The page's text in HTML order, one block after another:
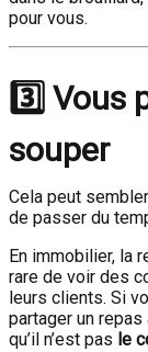
pour vous.
3️⃣ Vous
souper
Cela peut
de passer du
En immobilier, la
rare de voir des
leurs clients. Si
partager un
qu’il n’est pas le